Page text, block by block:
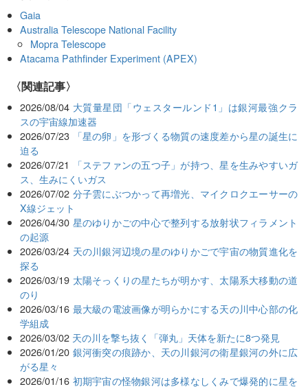
Gaia
Australia Telescope National Facility
Mopra Telescope
Atacama Pathfinder Experiment (APEX)
関連記事
2026/08/04 大質量星団「ウェスタールンド1」は銀河最強クラ
スの宇宙線加速器
2026/07/23
「星の卵」を形づくる物質の速度差から星の誕生に
迫る
2026/07/21
「ステファンの五つ子」が持つ、星を生みやすいガ
ス、生みにくいガス
2026/07/02 分子雲にぶつかって再増光、マイクロクエーサーの
X線ジェット
2026/04/30 星のゆりかごの中心で整列する放射状フィラメント
の起源
2026/03/24 天の川銀河辺境の星のゆりかごで宇宙の物質進化を
探る
2026/03/19 太陽そっくりの星たちが明かす、太陽系大移動の道
のり
2026/03/16 最大級の電波画像が明らかにする天の川中心部の化
学組成
2026/03/02 天の川を撃ち抜く「弾丸」天体を新たに8つ発見
2026/01/20 銀河衝突の痕跡か、天の川銀河の衛星銀河の外に広
がる星々
2026/01/16 初期宇宙の怪物銀河は多様なしくみで爆発的に星を